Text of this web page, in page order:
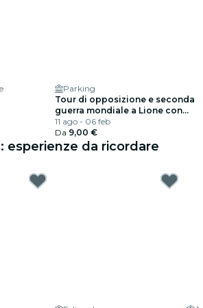
Parking
Tour di opposizione e seconda
guerra mondiale a Lione con
guida audio
11 ago - 06 feb
Da 9,00 €
esperienze da ricordare